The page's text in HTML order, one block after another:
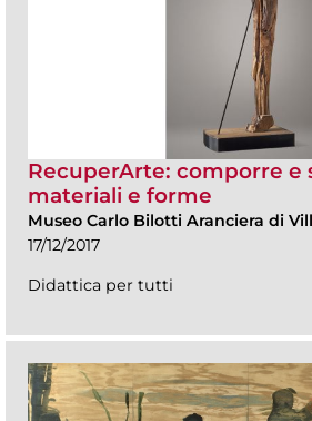
RecuperArte: comporre e
materiali e forme
Museo Carlo Bilotti Aranciera di
17/12/2017
Didattica per tutti